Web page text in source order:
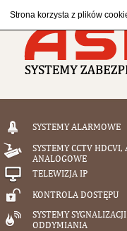
SYSTEMY ALARMOWE
SYSTEMY CCTV
ANALOGOWE
TELEWIZJA IP
KONTROLA DOSTĘPU
SYSTEMY
ODDYMIANIA
Strona korzysta z plików